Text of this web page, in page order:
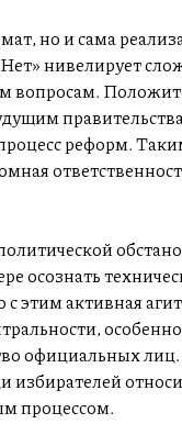
но и сама
нивелирует
реформ.
осознать
этим активная
официальных лиц.
избирателей
процессом.